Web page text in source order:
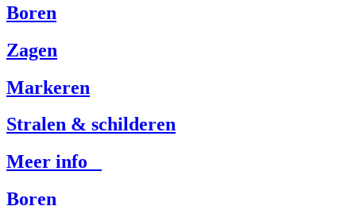
Boren
Zagen
Markeren
Stralen & schilderen
Meer info
Boren